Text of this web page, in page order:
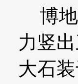
博地
力竖
大石